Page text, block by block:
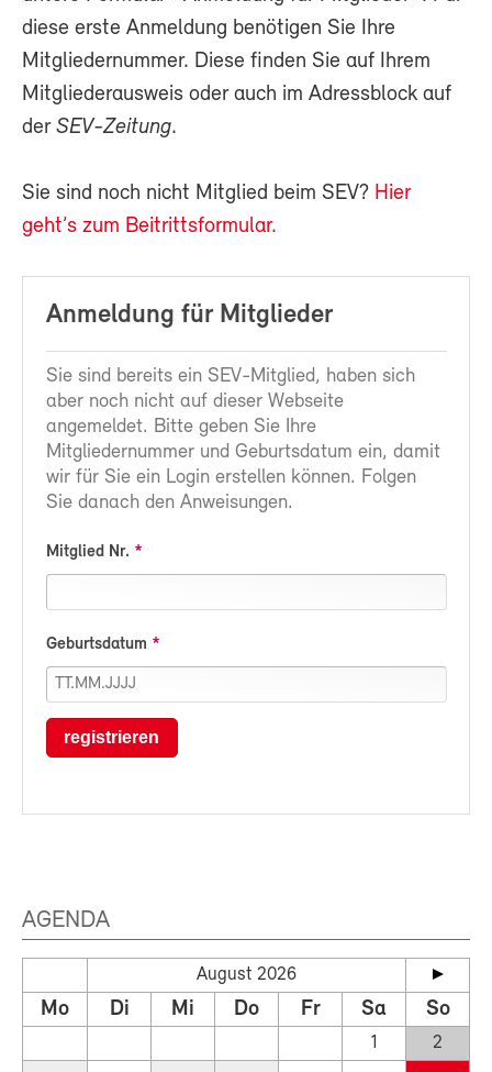
diese erste Anmeldung benötigen Sie Ihre
Mitgliedernummer. Diese finden Sie auf Ihrem
Mitgliederausweis oder auch im Adressblock auf
der SEV-Zeitung.
Sie sind noch nicht Mitglied beim SEV? Hier
geht’s zum Beitrittsformular.
Anmeldung für Mitglieder
Sie sind bereits ein SEV-Mitglied, haben sich
aber noch nicht auf dieser Webseite
angemeldet. Bitte geben Sie Ihre
Mitgliedernummer und Geburtsdatum ein, damit
wir für Sie ein Login erstellen können. Folgen
Sie danach den Anweisungen.
Mitglied Nr.
Geburtsdatum
registrieren
AGENDA
August 2026
Mo Di Mi Do Fr Sa So
1
2